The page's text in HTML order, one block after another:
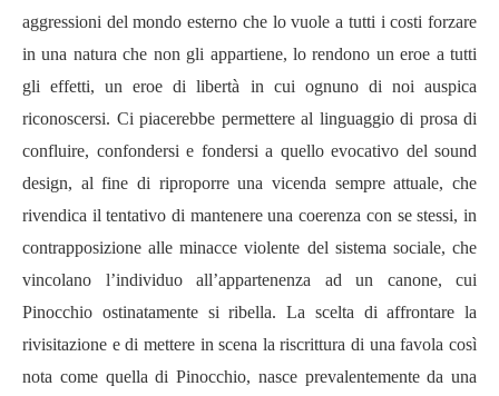
aggressioni del mondo esterno che lo vuole a tutti i costi forzare
in una natura che non gli appartiene, lo rendono un eroe a tutti
gli effetti, un eroe di libertà in cui ognuno di noi auspica
riconoscersi. Ci piacerebbe permettere al linguaggio di prosa di
confluire, confondersi e fondersi a quello evocativo del sound
design, al fine di riproporre una vicenda sempre attuale, che
rivendica il tentativo di mantenere una coerenza con se stessi, in
contrapposizione alle minacce violente del sistema sociale, che
vincolano l’individuo all’appartenenza ad un canone, cui
Pinocchio ostinatamente si ribella. La scelta di affrontare la
rivisitazione e di mettere in scena la riscrittura di una favola così
nota come quella di Pinocchio, nasce prevalentemente da una